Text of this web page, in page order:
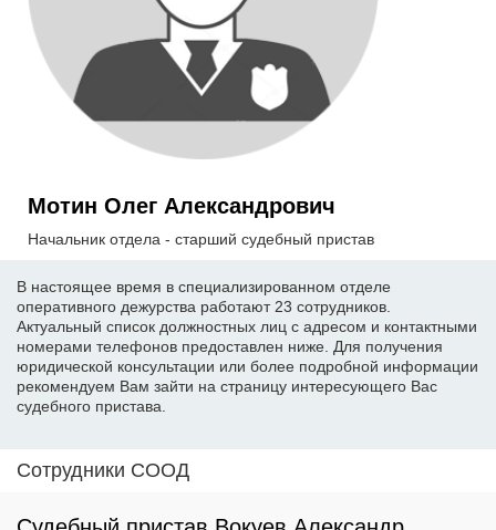
Мотин Олег Александрович
Начальник отдела - старший судебный пристав
В настоящее время в специализированном отделе
оперативного дежурства работают 23 сотрудников.
Актуальный список должностных лиц с адресом и контактными
номерами телефонов предоставлен ниже. Для получения
юридической консультации или более подробной информации
рекомендуем Вам зайти на страницу интересующего Вас
судебного пристава.
Сотрудники СООД